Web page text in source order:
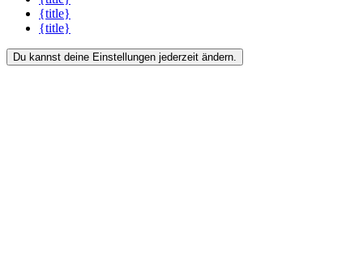
{title}
{title}
Du kannst deine Einstellungen jederzeit ändern.